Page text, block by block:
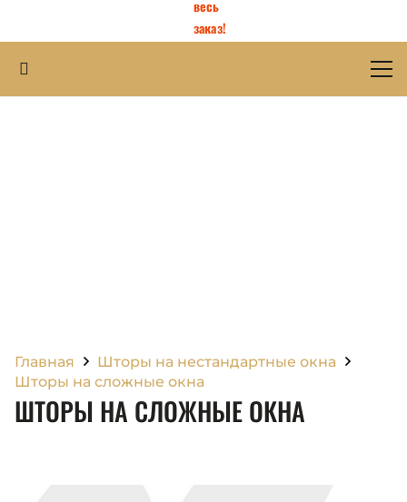
весь
заказ!
Главная
Шторы на нестандартные окна
Шторы на сложные окна
ШТОРЫ НА СЛОЖНЫЕ ОКНА